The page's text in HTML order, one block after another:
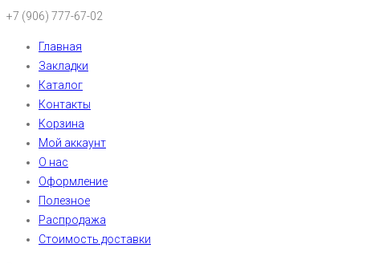
+7 (906) 777-67-02
Главная
Закладки
Каталог
Контакты
Корзина
Мой аккаунт
О нас
Оформление
Полезное
Распродажа
Стоимость доставки